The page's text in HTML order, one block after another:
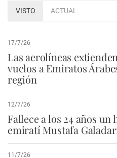
VISTO ACTUAL
17/7/26
Las aerolíneas
vuelos a Emiratos
región
12/7/26
Fallece a los 24 años
emiratí Mustafa
11/7/26